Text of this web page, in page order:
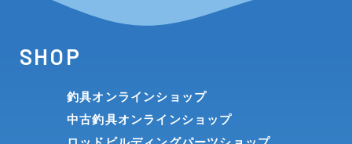
SHOP
釣具オンラインショップ
中古釣具オンラインショップ